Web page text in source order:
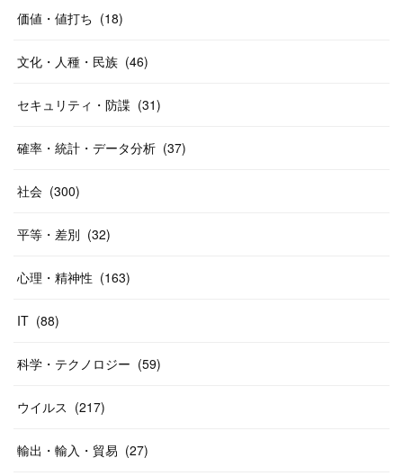
価値・値打ち (18)
文化・人種・民族 (46)
セキュリティ・防諜 (31)
確率・統計・データ分析 (37)
社会 (300)
平等・差別 (32)
心理・精神性 (163)
IT (88)
科学・テクノロジー (59)
ウイルス (217)
輸出・輸入・貿易 (27)